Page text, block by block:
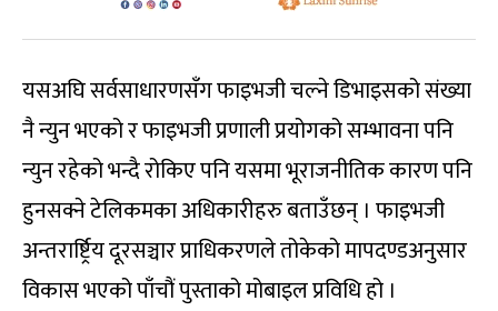
यसअघि सर्वसाधारणसँग फाइभजी चल्ने डिभाइसको संख्या
नै न्युन भएको र फाइभजी प्रणाली प्रयोगको सम्भावना पनि
न्युन रहेको भन्दै रोकिए पनि यसमा भूराजनीतिक कारण पनि
हुनसक्ने टेलिकमका अधिकारीहरु बताउँछन् । फाइभजी
अन्तरार्ष्ट्रिय दूरसञ्चार प्राधिकरणले तोकेको मापदण्डअनुसार
विकास भएको पाँचौं पुस्ताको मोबाइल प्रविधि हो ।